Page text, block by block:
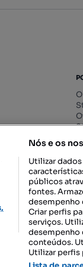
DE UTILIZAÇÃO
Nós e os
Utilizar
públicos
fontes.
desempenho
Criar perfis
serviços.
desempenho
conteúdos.
Utilizar perfis